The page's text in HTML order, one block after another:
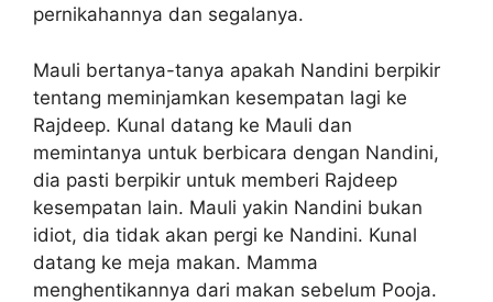
pernikahannya dan segalanya.
Mauli bertanya-tanya apakah Nandini berpikir
tentang meminjamkan kesempatan lagi ke
Rajdeep. Kunal datang ke Mauli dan
memintanya untuk berbicara dengan Nandini,
dia pasti berpikir untuk memberi Rajdeep
kesempatan lain. Mauli yakin Nandini bukan
idiot, dia tidak akan pergi ke Nandini. Kunal
datang ke meja makan. Mamma
menghentikannya dari makan sebelum Pooja.